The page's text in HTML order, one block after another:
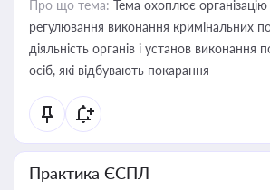
Про що тема: Тема охоплює
регулювання виконання кримінальних
діяльність органів і установ виконання
осіб, які відбувають покарання
Практика ЄСПЛ